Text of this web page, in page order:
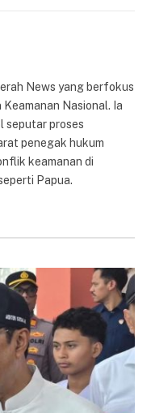
News yang berfokus
Nasional. Ia
seputar proses
penegak hukum
keamanan di
Papua.